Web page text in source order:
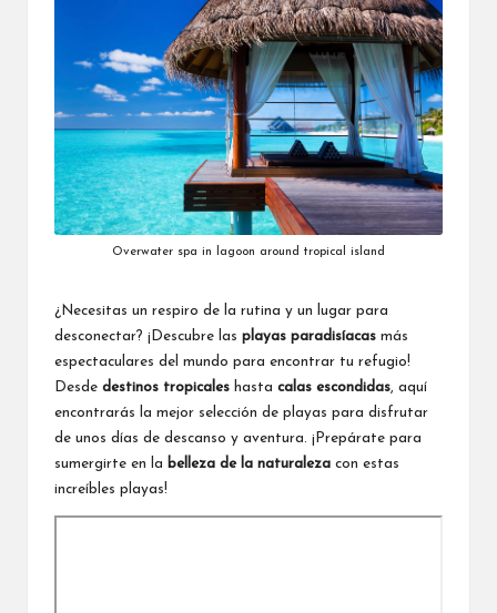
Overwater spa in lagoon around tropical island
¿Necesitas un respiro de la rutina y un lugar para
desconectar? ¡Descubre las playas paradisíacas más
espectaculares del mundo para encontrar tu refugio!
Desde destinos tropicales hasta calas escondidas, aquí
encontrarás la mejor selección de playas para disfrutar
de unos días de descanso y aventura. ¡Prepárate para
sumergirte en la belleza de la naturaleza con estas
increíbles playas!